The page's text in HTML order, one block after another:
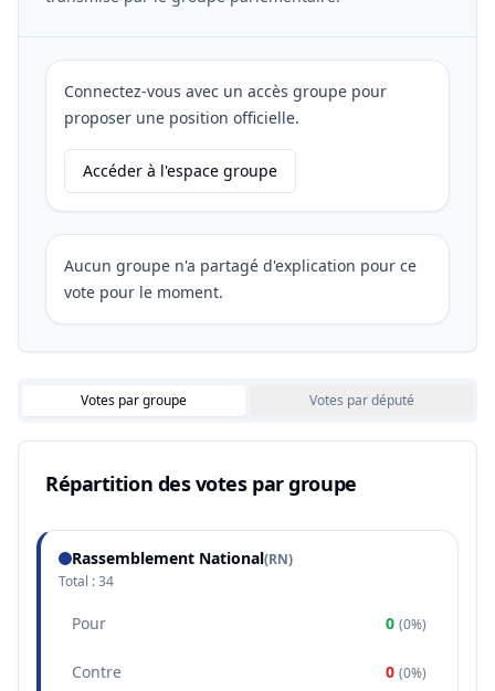
Connectez-vous avec un accès groupe pour
proposer une position officielle.
Accéder à l'espace groupe
Aucun groupe n'a partagé d'explication pour ce
vote pour le moment.
Votes par groupe Votes par député
Répartition des votes par groupe
Rassemblement National(RN)
Total :34
Pour 0 (0%)
Contre 0 (0%)